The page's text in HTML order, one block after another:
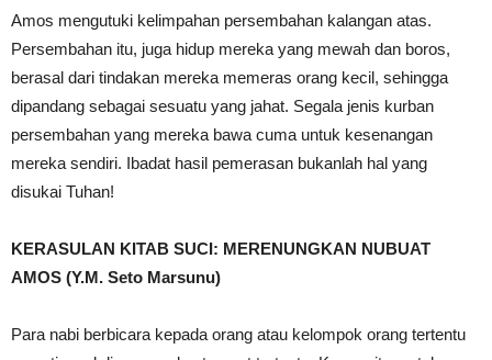
Amos mengutuki kelimpahan persembahan kalangan atas.
Persembahan itu, juga hidup mereka yang mewah dan boros,
berasal dari tindakan mereka memeras orang kecil, sehingga
dipandang sebagai sesuatu yang jahat. Segala jenis kurban
persembahan yang mereka bawa cuma untuk kesenangan
mereka sendiri. Ibadat hasil pemerasan bukanlah hal yang
disukai Tuhan!
KERASULAN KITAB SUCI: MERENUNGKAN NUBUAT
AMOS (Y.M. Seto Marsunu)
Para nabi berbicara kepada orang atau kelompok orang tertentu